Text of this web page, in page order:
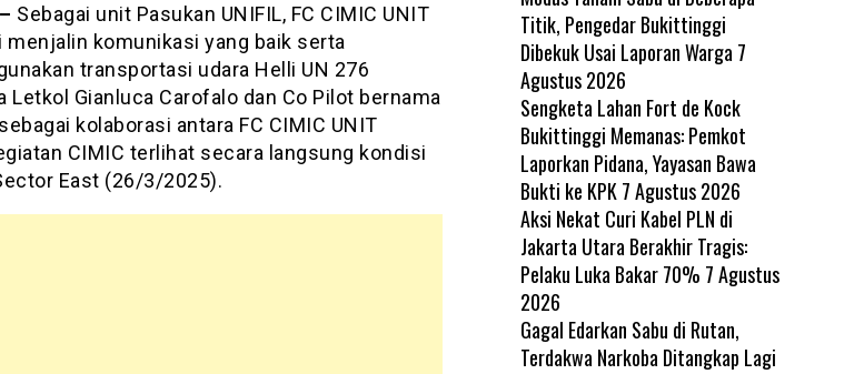
Sebagai unit Pasukan UNIFIL, FC CIMIC UNIT
menjalin komunikasi yang baik serta
transportasi udara Helli UN 276
Letkol Gianluca Carofalo dan Co Pilot bernama
kolaborasi antara FC CIMIC UNIT
CIMIC terlihat secara langsung kondisi
East (26/3/2025).
Titik, Pengedar Bukittinggi
Dibekuk Usai Laporan Warga 7
Agustus 2026
Sengketa Lahan Fort de Kock
Bukittinggi Memanas: Pemkot
Laporkan Pidana, Yayasan Bawa
Bukti ke KPK 7 Agustus 2026
Aksi Nekat Curi Kabel PLN di
Jakarta Utara Berakhir Tragis:
Pelaku Luka Bakar 70% 7 Agustus
2026
Gagal Edarkan Sabu di Rutan,
Terdakwa Narkoba Ditangkap Lagi